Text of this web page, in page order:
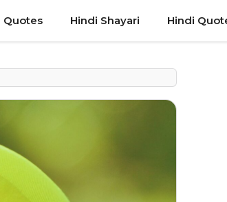
Quotes Hindi Shayari Hindi